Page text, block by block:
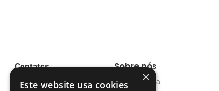
Contatos
+55 (11) 4437-4048
Sobre nós
Nossa História
×
Este website usa cookies